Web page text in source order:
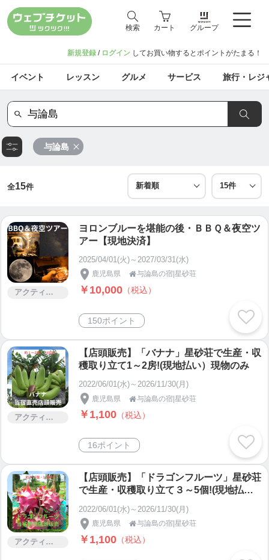
検索 カート グループ
新規登録 / ログイン してお買い物するとポイントがたまる！
イベント レッスン グルメ サービス 旅行・レジ
与論島
全15件
アクティビティー
ヨロンブルーを堪能の後・ＢＢＱ＆夜空ツ
アー【現地決済】
2025/04/01(火)～2027/03/31(水)
鹿児島県 与論島の宿|星砂荘
￥10,000 （税込）
150ポイント
アクティビティー
【店頭販売】「バナナ」星砂荘で生産・収
穫取り立て1～2房!(現地払い）現物のみ
2022/06/01(水)～2026/11/30(月)
鹿児島県 与論島の宿|星砂荘
￥1,100 （税込）
16ポイント
アクティビティー
【店頭販売】「ドラゴンフルーツ」星砂荘
で生産・収穫取り立て３～5個!(現地払
い）現物のみ
2022/06/01(水)～2026/11/30(月)
鹿児島県 与論島の宿|星砂荘
￥1,100 （税込）